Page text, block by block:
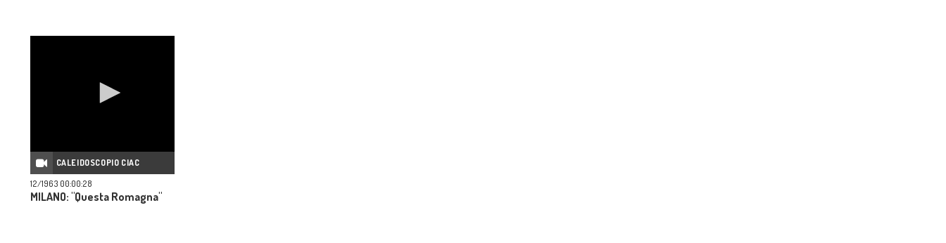
CALEIDOSCOPIO CIAC
12/1963 00:00:28
MILANO: "Questa Romagna"